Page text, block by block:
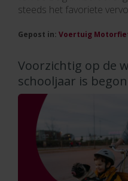
steeds het favoriete
Gepost in: Voertuig
Voorzichtig op de
schooljaar is